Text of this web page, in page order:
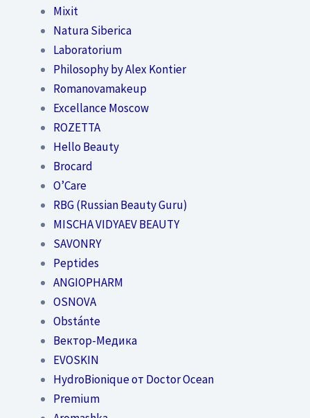
Mixit
Natura Siberica
Laboratorium
Philosophy by Alex Kontier
Romanovamakeup
Excellance Moscow
ROZETTA
Hello Beauty
Brocard
O’Care
RBG (Russian Beauty Guru)
MISCHA VIDYAEV BEAUTY
SAVONRY
Peptides
ANGIOPHARM
OSNOVA
Obstánte
Вектор-Медика
EVOSKIN
HydroBionique от Doctor Ocean
Premium